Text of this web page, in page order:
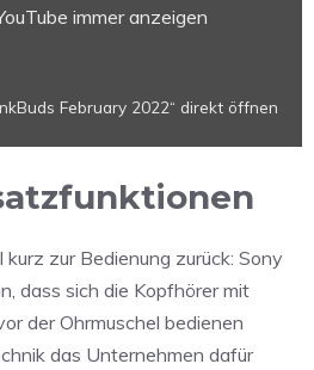
immer anzeigen
February 2022“ direkt öffnen
zur Bedienung zurück: Sony
dass sich die Kopfhörer mit
der Ohrmuschel bedienen
das Unternehmen dafür